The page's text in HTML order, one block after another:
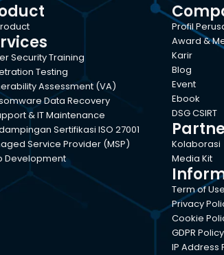
Security Training
Testing
Assessment (VA)
Data Recovery
& IT Maintenance
Sertifikasi ISO 27001
Service Provider (MSP)
Development
Profil
Award &
Karir
Blog
Event
Ebook
DSG CSIRT
Kolaborasi
Media Kit
Term of Use
Privacy
Cookie
GDPR Policy
IP Address